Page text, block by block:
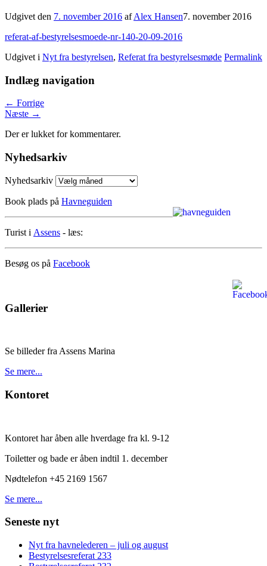
Udgivet den 7. november 2016 afAlex Hansen7. november 2016
referat-af-bestyrelsesmoede-nr-140-20-09-2016
Udgivet i Nyt fra bestyrelsen, Referat fra bestyrelsesmøde Permalink
Indlæg navigation
← Forrige
Næste →
Der er lukket for kommentarer.
Nyhedsarkiv
Nyhedsarkiv
Book plads på Havneguiden
Turist i Assens - læs:
Besøg os på Facebook
Gallerier
Se billeder fra Assens Marina
Se mere...
Kontoret
Kontoret har åben alle hverdage fra kl. 9-12
Toiletter og bade er åben indtil 1. december
Nødtelefon +45 2169 1567
Se mere...
Seneste nyt
Nyt fra havnelederen – juli og august
Bestyrelsesreferat 233